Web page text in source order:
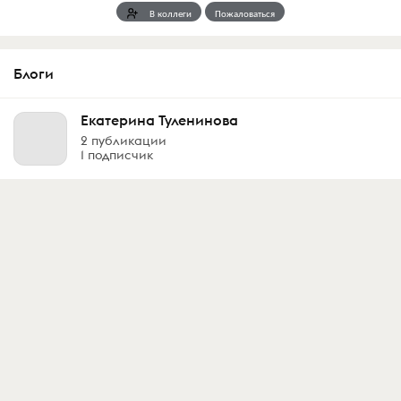
В коллеги Пожаловаться
Блоги
Екатерина Туленинова
2 публикации
1 подписчик